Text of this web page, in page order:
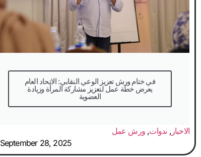
في ختام ورش تعزيز الوعي النقابي: الاتحاد العام
يعرض خطة عمل لتعزيز مشاركة المرأة وزيادة
العضوية
الاخبار, ندوات,ورش عمل
September 28, 2025